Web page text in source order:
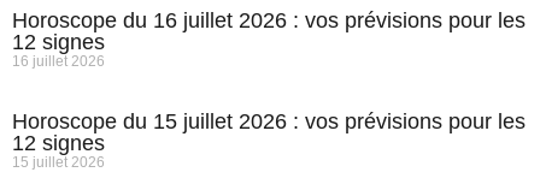
Horoscope du 16 juillet 2026 : vos prévisions pour les
12 signes
16 juillet 2026
Horoscope du 15 juillet 2026 : vos prévisions pour les
12 signes
15 juillet 2026